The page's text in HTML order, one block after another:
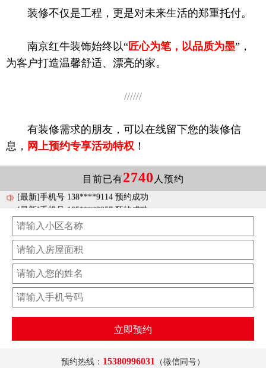
装修不仅是工程，更是对未来生活的郑重托付。
南京红牛装饰始终以“匠心为笔，以品质为墨”，
为客户打造温馨舒适、漂亮的家。
//////
有装修需求的朋友，可以在线留下您的装修信
息， 网上预约专享活动特权 ！
目前已有2740 人预约
[最新]手机号 158****3528 预约成功
[最新]手机号 173****4013 预约成功
[最新]手机号 158****7971 预约成功
[最新]手机号 138****9114 预约成功
[最新]手机号 185****2957 预约成功
[最新]手机号 177****8709 预约成功
[最新]手机号 181****8835 预约成功
[最新]手机号 138****8929 预约成功
[最新]手机号 138****3560 预约成功
立即预约
预约热线： 15380996031 （微信同号）